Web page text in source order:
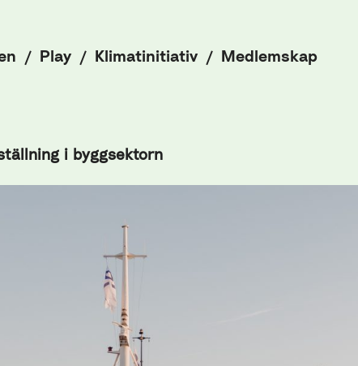
Play Klimatinitiativ Medlemskap
i byggsektorn